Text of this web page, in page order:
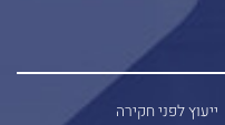
ייעוץ לפני חקירה